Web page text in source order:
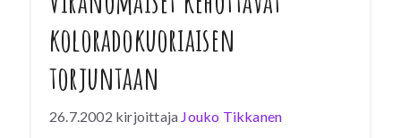
koloradokuoriaisen
torjuntaan
26.7.2002 kirjoittaja Jouko Tikkanen